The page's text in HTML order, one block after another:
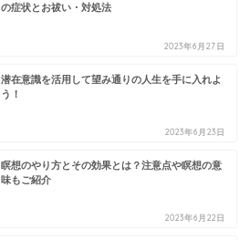
の症状とお祓い・対処法
2023年6月27日
潜在意識を活用して望み通りの人生を手に入れよ
う！
2023年6月23日
瞑想のやり方とその効果とは？注意点や瞑想の意
味もご紹介
2023年6月22日